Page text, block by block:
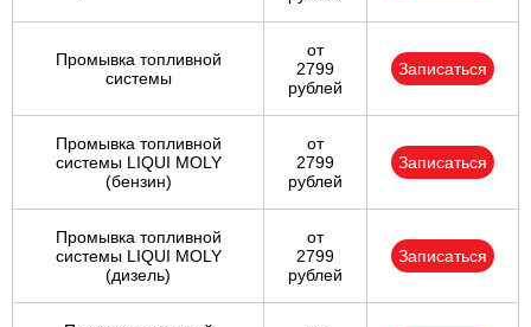
Промывка топливной
системы
от
2799
рублей
Записаться
Промывка топливной
системы LIQUI MOLY
(бензин)
от
2799
рублей
Записаться
Промывка топливной
системы LIQUI MOLY
(дизель)
от
2799
рублей
Записаться